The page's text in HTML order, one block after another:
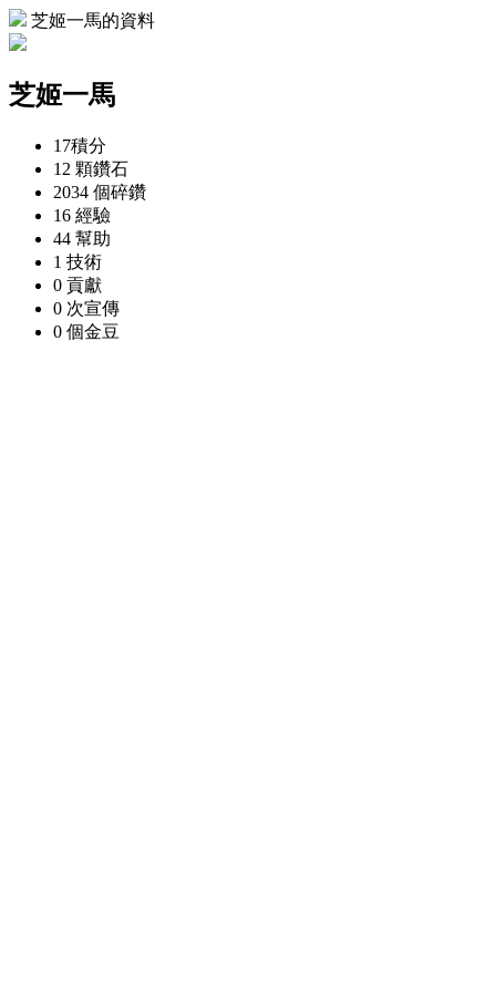
芝姬一馬的資料
芝姬一馬
17積分
12 顆鑽石
2034 個碎鑽
16 經驗
44 幫助
1 技術
0 貢獻
0 次宣傳
0 個金豆